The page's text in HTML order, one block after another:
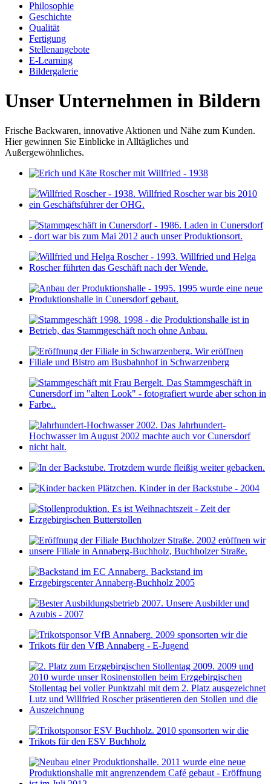
Philosophie
Geschichte
Qualität
Fertigung
Stellenangebote
E-Learning
Bildergalerie
Unser Unternehmen in Bildern
Frische Backwaren, innovative Aktionen und Nähe zum Kunden.
Hier gewinnen Sie Einblicke in Alltägliches und
Außergewöhnliches.